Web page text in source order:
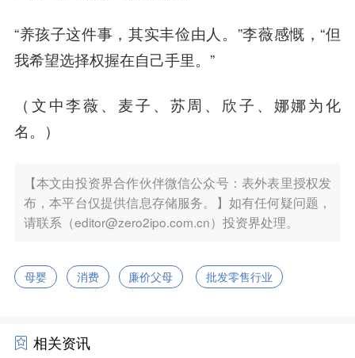
“养孩子这件事，其实丰俭由人。”李薇感慨，“但
我希望选择权握在自己手里。”
（文中李薇、麦子、苏周、欣子、娜娜为化
名。）
【本文由投资界合作伙伴微信公众号：表外表里授权发
布，本平台仅提供信息存储服务。】如有任何疑问题，
请联系（editor@zero2ipo.com.cn）投资界处理。
母婴 消费 廉价父母 批发零售行业
相关资讯